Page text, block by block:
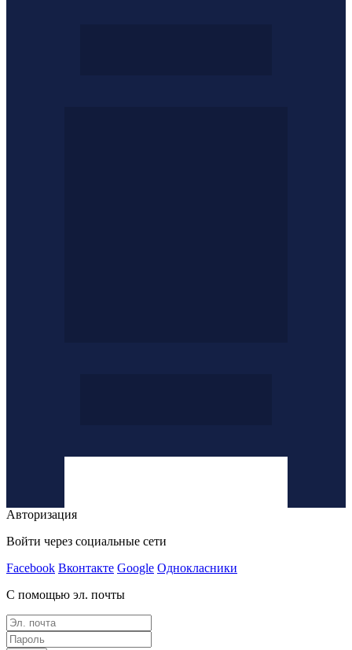
Авторизация
Войти через социальные сети
Facebook Вконтакте Google Однокласники
С помощью эл. почты